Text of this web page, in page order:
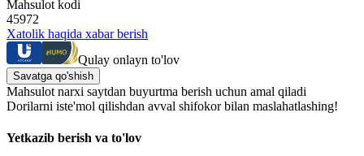
Mahsulot kodi
45972
Xatolik haqida xabar berish
Qulay onlayn to'lov
Savatga qo'shish
Mahsulot narxi saytdan buyurtma berish uchun amal qiladi
Dorilarni iste'mol qilishdan avval shifokor bilan maslahatlashing!
Yetkazib berish va to'lov